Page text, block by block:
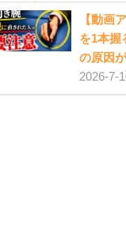
【動画
を1本握
の原因
2026-7-